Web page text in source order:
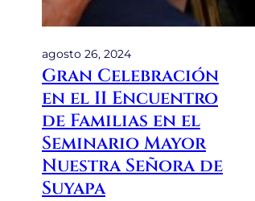
agosto 26, 2024
Gran Celebración
en el II Encuentro
de Familias en el
Seminario Mayor
Nuestra Señora de
Suyapa